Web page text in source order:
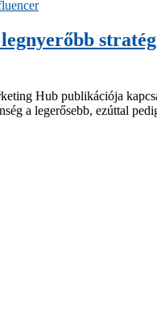
Hub publikációja
a legerősebb, ezúttal